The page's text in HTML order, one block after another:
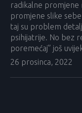
radikalne promjene
promjene slike
taj su problem
psihijatrije. No bez
poremećaj” još
26 prosinca, 2022